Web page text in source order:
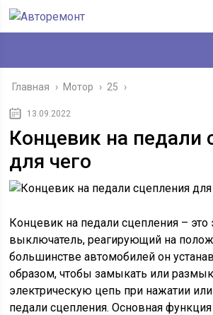
Главная › Мотор › 25 ›
13.09.2022
Концевик на педали
для чего
Концевик на педали сцепления – это
выключатель, реагирующий на
большинстве автомобилей он
образом, чтобы замыкать или
электрическую цепь при нажатии
педали сцепления. Основная функция